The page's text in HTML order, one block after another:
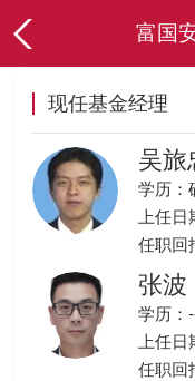
富国
现任基金经理
吴旅
学历：
上任
任职回
张波
学历：
上任
任职回